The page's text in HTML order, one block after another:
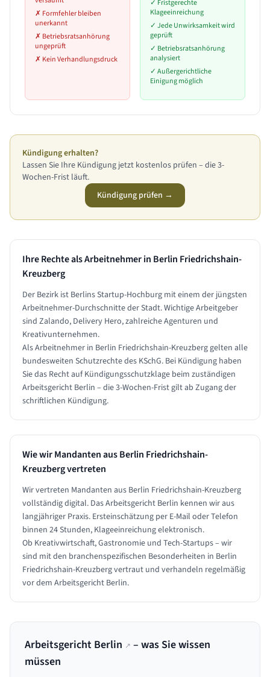
✗ Formfehler bleiben
unerkannt
✗ Betriebsratsanhörung
ungeprüft
✗ Kein Verhandlungsdruck
✓ Fristgerechte
Klageeinreichung
✓ Jede Unwirksamkeit wird
geprüft
✓ Betriebsratsanhörung
analysiert
✓ Außergerichtliche
Einigung möglich
Kündigung erhalten?
Lassen Sie Ihre Kündigung jetzt kostenlos prüfen – die 3-
Wochen-Frist läuft.
Kündigung prüfen →
Ihre Rechte als Arbeitnehmer in Berlin Friedrichshain-
Kreuzberg
Der Bezirk ist Berlins Startup-Hochburg mit einem der jüngsten
Arbeitnehmer-Durchschnitte der Stadt. Wichtige Arbeitgeber
sind Zalando, Delivery Hero, zahlreiche Agenturen und
Kreativunternehmen.
Als Arbeitnehmer in Berlin Friedrichshain-Kreuzberg gelten alle
bundesweiten Schutzrechte des KSchG. Bei Kündigung haben
Sie das Recht auf Kündigungsschutzklage beim zuständigen
Arbeitsgericht Berlin – die 3-Wochen-Frist gilt ab Zugang der
schriftlichen Kündigung.
Wie wir Mandanten ausBerlin Friedrichshain-
Kreuzbergvertreten
Wir vertreten Mandanten aus Berlin Friedrichshain-Kreuzberg
vollständig digital. Das Arbeitsgericht Berlin kennen wir aus
langjähriger Praxis. Ersteinschätzung per E-Mail oder Telefon
binnen 24 Stunden, Klageeinreichung elektronisch.
Ob Kreativwirtschaft, Gastronomie und Tech-Startups – wir
sind mit den branchenspezifischen Besonderheiten in Berlin
Friedrichshain-Kreuzberg vertraut und verhandeln regelmäßig
vor dem Arbeitsgericht Berlin.
Arbeitsgericht Berlin ↗ – was Sie wissen
müssen